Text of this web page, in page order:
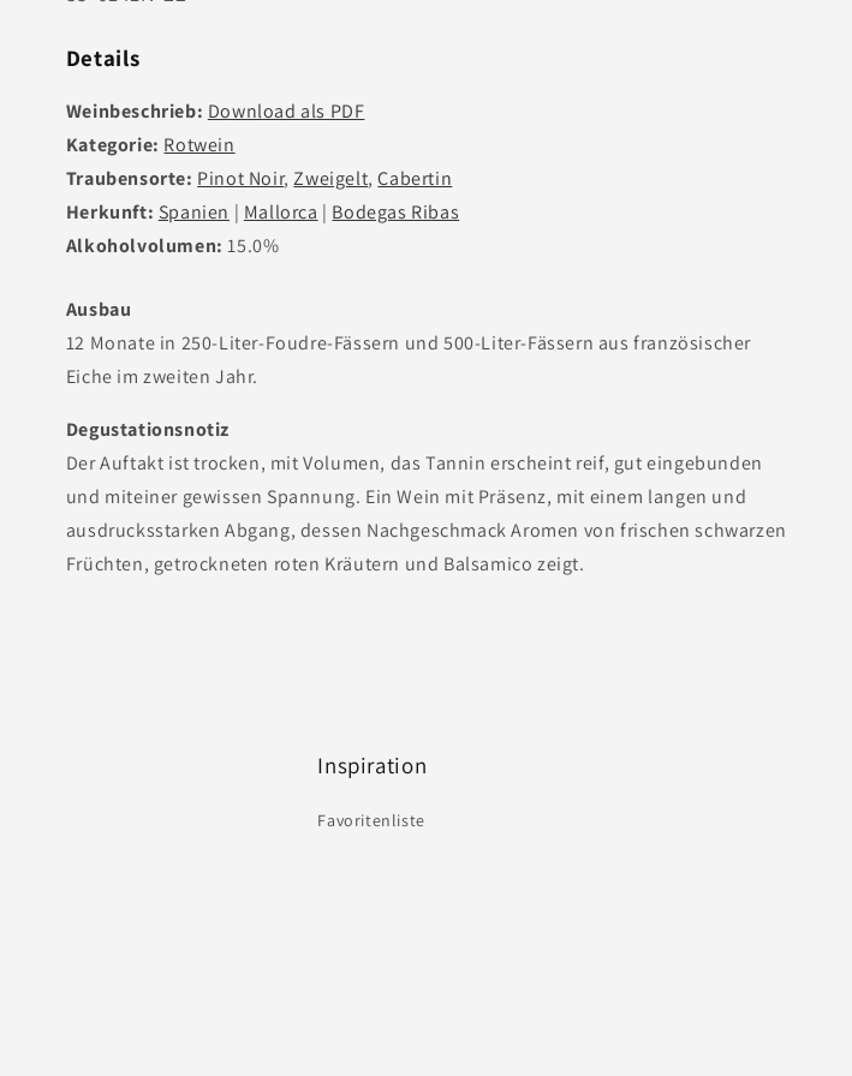
Details
Weinbeschrieb: Download als PDF
Kategorie: Rotwein
Traubensorte: Pinot Noir,Zweigelt,Cabertin
Herkunft: Spanien | Mallorca | Bodegas Ribas
Alkoholvolumen: 15.0%
Ausbau
12 Monate in 250-Liter-Foudre-Fässern und 500-Liter-Fässern aus französischer
Eiche im zweiten Jahr.
Degustationsnotiz
Der Auftakt ist trocken, mit Volumen, das Tannin erscheint reif, gut eingebunden
und miteiner gewissen Spannung. Ein Wein mit Präsenz, mit einem langen und
ausdrucksstarken Abgang, dessen Nachgeschmack Aromen von frischen schwarzen
Früchten, getrockneten roten Kräutern und Balsamico zeigt.
Inspiration
Favoritenliste